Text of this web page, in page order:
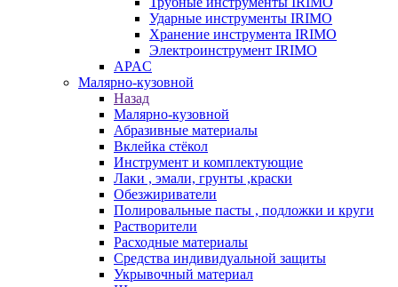
Ударные инструменты IRIMO
Хранение инструмента IRIMO
Электроинструмент IRIMO
APAC
Малярно-кузовной
Назад
Малярно-кузовной
Абразивные материалы
Вклейка стёкол
Инструмент и комплектующие
Лаки , эмали, грунты ,краски
Обезжириватели
Полировальные пасты , подложки и круги
Растворители
Расходные материалы
Средства индивидуальной защиты
Укрывочный материал